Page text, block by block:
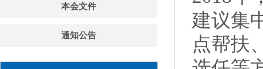
本会文件
通知公告
建议集
点帮扶